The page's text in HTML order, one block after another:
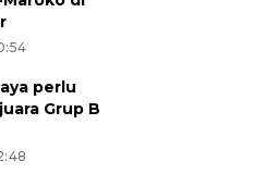
perlu
Grup B